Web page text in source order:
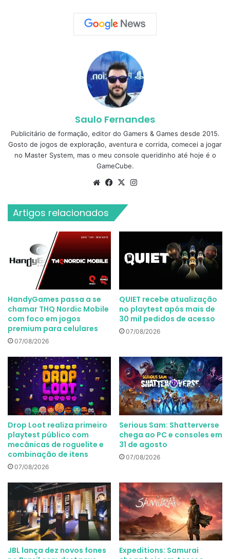
Saulo Fernandes
Publicitário de formação, editor do Gamers & Games desde 2015.
Gosto de jogos de exploração, aventura e corrida, comecei a jogar
no Master System, mas o meu console queridinho até hoje é o
GameCube.
WebsiteFacebook
X
Artigos relacionados
HandyGames passa a se
chamar THQ Nordic Mobile
com foco em jogos
premium para celulares
07/08/2026
QUIET recebe atualização
no playtest após mais de
30 mil pedidos de acesso
07/08/2026
Drop Loot realiza primeiro
playtest público com
mecânicas de roguelite e
combinação de itens
07/08/2026
Serious Sam: Shatterverse
chega ao PC e consoles em
31 de agosto
07/08/2026
JBL lança dez novos fones
Expeditions: Samurai